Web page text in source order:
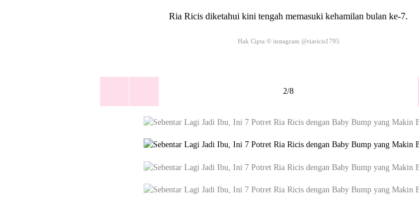
Ria Ricis diketahui kini tengah memasuki kehamilan bulan ke-7.
Hak Cipta © instagram @riaricis1795
2/8